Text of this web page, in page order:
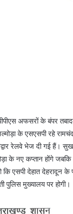
अफसरों के बंपर
के एसएसपी रहे
रेलवे भेज दी गई हैं।
के नए कप्तान होंगे
एसपी देहात देहरादून के
पुलिस मुख्यालय पर होगी।